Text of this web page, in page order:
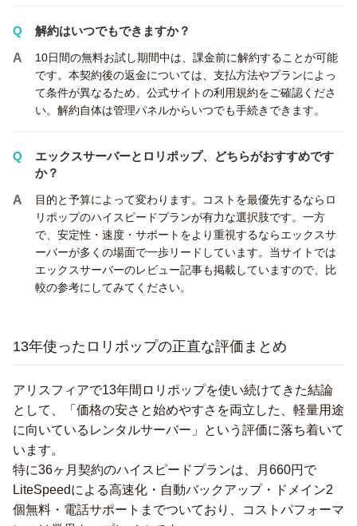
解約はいつでもできますか？
10日間の無料お試し期間中は、課金前に解約することが可能
です。本契約後の返金については、支払方法やプランによっ
て条件が異なるため、公式サイトの利用規約をご確認くださ
い。解約自体は管理パネルからいつでも手続きできます。
エックスサーバーとロリポップ、どちらがおすすめです
か？
目的と予算によって変わります。コストを最優先するならロ
リポップのハイスピードプランが有力な選択肢です。一方
で、安定性・速度・サポートをより重視するならエックスサ
ーバーが多くの場面で一歩リードしています。当サイトでは
エックスサーバーのレビュー記事も掲載していますので、比
較の参考にしてみてください。
13年使ったロリポップの正直な評価まとめ
アリスフィアで13年間ロリポップを使い続けてきた結論
として、「価格の安さと始めやすさを両立した、軽量用途
に向いているレンタルサーバー」という評価に落ち着いて
います。
特に36ヶ月契約のハイスピードプランは、月660円で
LiteSpeedによる高速化・自動バックアップ・ドメイン2
個無料・電話サポートまでついており、コストパフォーマ